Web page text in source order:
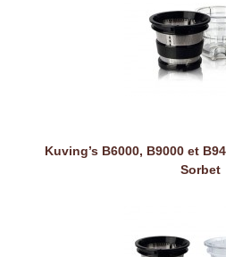
Kuving’s B6000, B9000 et
Sorbet